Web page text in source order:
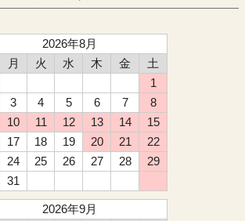
2026年8月
月 火 水 木 金
土
1
3 4 5 6 7
8
10 11 12 13 14
15
17 18 19 20 21
22
24 25 26 27 28
29
31
2026年9月